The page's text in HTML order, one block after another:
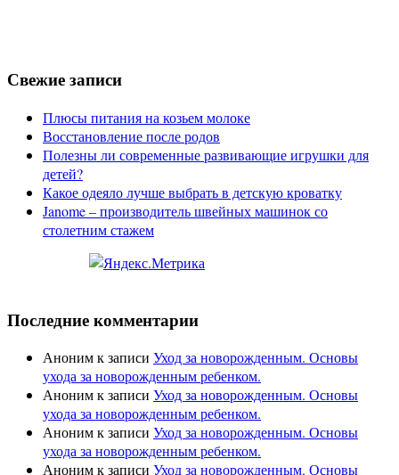
Свежие записи
Плюсы питания на козьем молоке
Восстановление после родов
Полезны ли современные развивающие игрушки для
детей?
Какое одеяло лучше выбрать в детскую кроватку
Janome – производитель швейных машинок со
столетним стажем
Последние комментарии
Анонимк записи Уход за новорожденным. Основы
ухода за новорожденным ребенком.
Анонимк записи Уход за новорожденным. Основы
ухода за новорожденным ребенком.
Анонимк записи Уход за новорожденным. Основы
ухода за новорожденным ребенком.
Анонимк записи Уход за новорожденным. Основы